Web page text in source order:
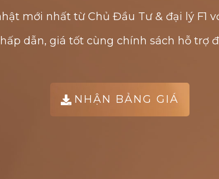
mới nhất từ Chủ Đầu Tư & đại lý F1
dẫn, giá tốt cùng chính sách hỗ trợ
NHẬN BẢNG GIÁ